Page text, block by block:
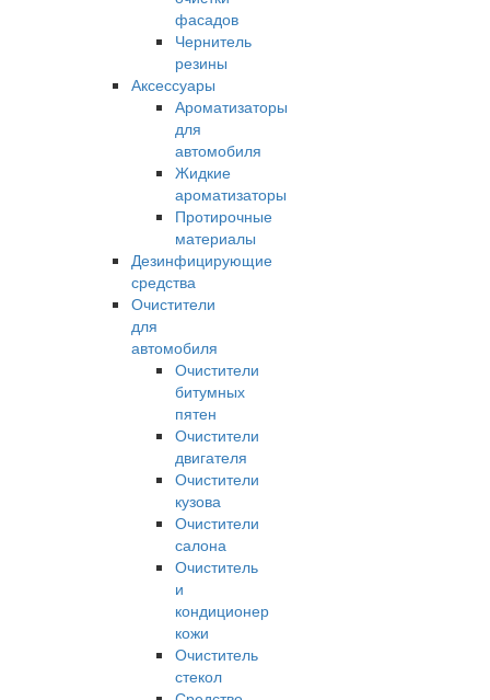
фасадов
Чернитель
резины
Аксессуары
Ароматизаторы
для
автомобиля
Жидкие
ароматизаторы
Протирочные
материалы
Дезинфицирующие
средства
Очистители
для
автомобиля
Очистители
битумных
пятен
Очистители
двигателя
Очистители
кузова
Очистители
салона
Очиститель
и
кондиционер
кожи
Очиститель
стекол